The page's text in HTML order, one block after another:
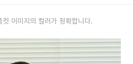
이미지의 컬러가 정확합니다.